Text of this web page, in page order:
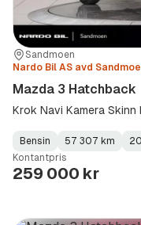
Sted:
Sandmoen
Forhandler:
Nardo Bil AS avd
Mazda 3 Hatchback
Krok Navi Kamera
Fuel
Type:
Bensin
Kilometerstand:
57 307 km
Model
Year:
Gearbox
Type:
Kontantpris
259 000 kr